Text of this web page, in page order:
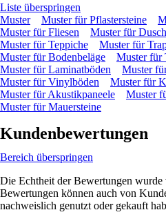
Liste überspringen
Muster
Muster für Pflastersteine
Muster für Fliesen
Muster für
Muster für Teppiche
Muster für
Muster für Bodenbeläge
Muster für
Muster für Laminatböden
Muster
Muster für Vinylböden
Muster für
Muster für Akustikpaneele
Muster
Muster für Mauersteine
Kundenbewertungen
Bereich überspringen
Die Echtheit der Bewertungen
Bewertungen können auch von
nachweislich genutzt oder gekauft